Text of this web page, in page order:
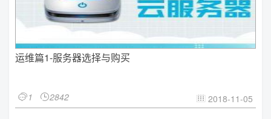
运维篇1-服务器选择与购买
1 2842  2018-11-05